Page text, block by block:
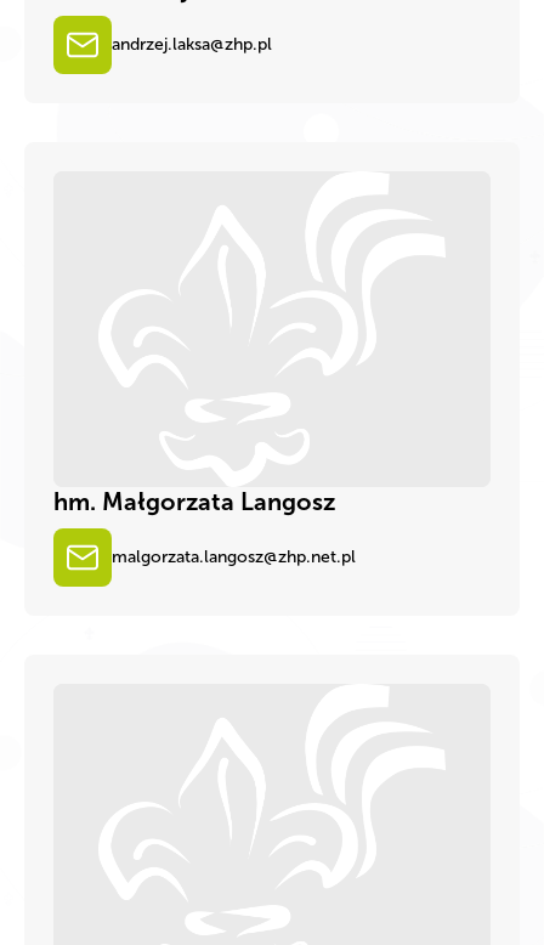
andrzej.laksa@zhp.pl
hm. Małgorzata Langosz
malgorzata.langosz@zhp.net.pl